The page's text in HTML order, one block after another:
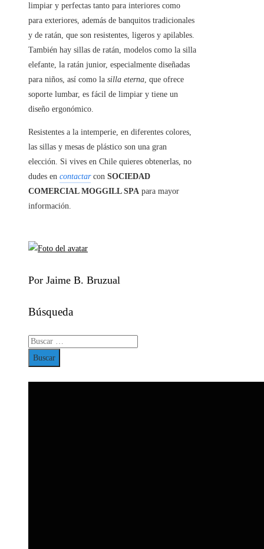
limpiar y perfectas tanto para interiores como
para exteriores, además de banquitos tradicionales
y de ratán, que son resistentes, ligeros y apilables.
También hay sillas de ratán, modelos como la silla
elefante, la ratán junior, especialmente diseñadas
para niños, así como la silla eterna , que ofrece
soporte lumbar, es fácil de limpiar y tiene un
diseño ergonómico.
Resistentes a la intemperie, en diferentes colores,
las sillas y mesas de plástico son una gran
elección. Si vives en Chile quieres obtenerlas, no
dudes en contactarcon SOCIEDAD
COMERCIAL MOGGILL SPA para mayor
información.
Por Jaime B. Bruzual
Búsqueda
Buscar: